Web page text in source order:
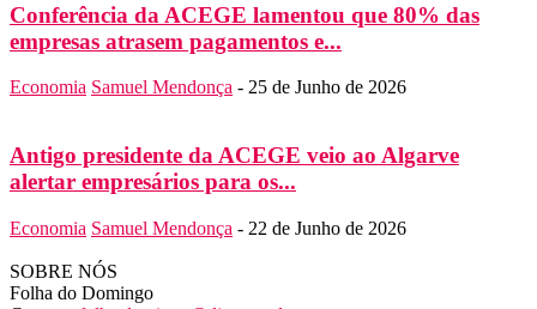
Conferência da ACEGE lamentou que 80% das
empresas atrasem pagamentos e...
Economia Samuel Mendonça - 25 de Junho de 2026
Antigo presidente da ACEGE veio ao Algarve
alertar empresários para os...
Economia Samuel Mendonça - 22 de Junho de 2026
SOBRE NÓS
Folha do Domingo